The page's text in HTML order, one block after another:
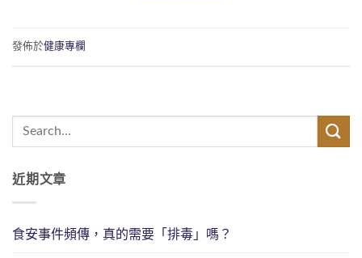
發佈於健康專欄
近期文章
食安事件頻傳，真的需要「排毒」嗎？